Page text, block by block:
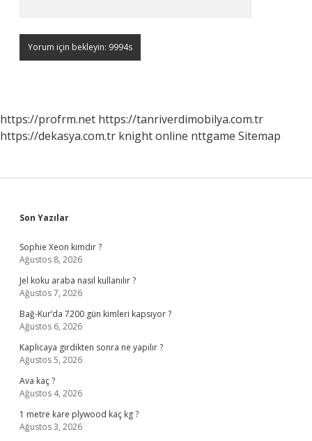
https://profrm.net https://tanriverdimobilya.com.tr
https://dekasya.com.tr knight online nttgame Sitemap
Sidebar
Son Yazılar
Sophie Xeon kimdir ?
Ağustos 8, 2026
Jel koku araba nasıl kullanılır ?
Ağustos 7, 2026
Bağ-Kur’da 7200 gün kimleri kapsıyor ?
Ağustos 6, 2026
Kaplicaya girdikten sonra ne yapılır ?
Ağustos 5, 2026
Ava kaç ?
Ağustos 4, 2026
1 metre kare plywood kaç kg ?
Ağustos 3, 2026